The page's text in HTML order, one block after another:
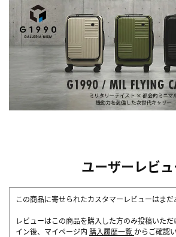
ユーザーレビ
この商品に寄せられたカスタマーレビューはまだ
レビューはこの商品を購入した方のみ投稿いた
イン後、マイページ内 購入履歴一覧 からご確認